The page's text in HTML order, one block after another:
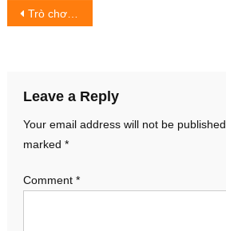
Post
Trò chơi mới tràn ngập trong tháng 10 chờ đợi người dùng Xbox Game Pass
Leave a Reply
Your email address will not be published.
marked *
Comment *